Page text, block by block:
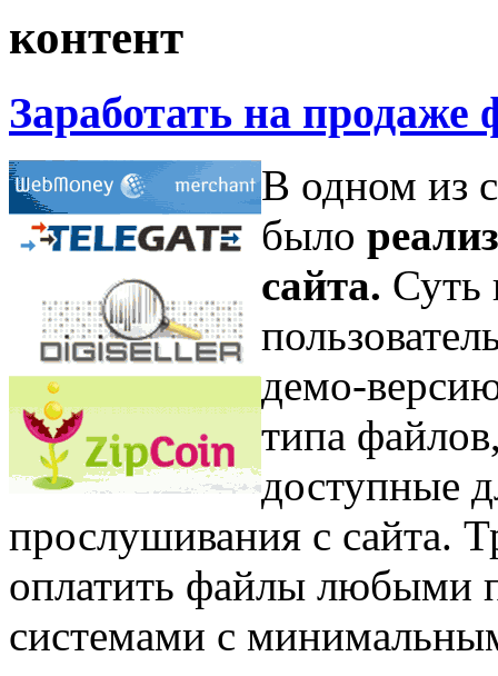
контент
Заработать на продаже
В одном из
было
сайта. Суть
демо-
типа
доступные
прослушивания с сайта.
оплатить файлы любыми
системами с